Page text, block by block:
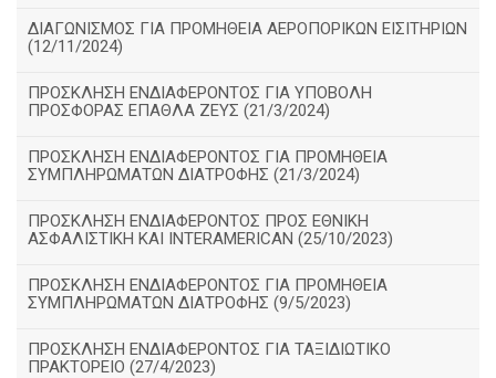
ΔΙΑΓΩΝΙΣΜΟΣ ΓΙΑ ΠΡΟΜΗΘΕΙΑ ΑΕΡΟΠΟΡΙΚΩΝ ΕΙΣΙΤΗΡΙΩΝ
(12/11/2024)
ΠΡΟΣΚΛΗΣΗ ΕΝΔΙΑΦΕΡΟΝΤΟΣ ΓΙΑ ΥΠΟΒΟΛΗ
ΠΡΟΣΦΟΡΑΣ ΕΠΑΘΛΑ ΖΕΥΣ (21/3/2024)
ΠΡΟΣΚΛΗΣΗ ΕΝΔΙΑΦΕΡΟΝΤΟΣ ΓΙΑ ΠΡΟΜΗΘΕΙΑ
ΣΥΜΠΛΗΡΩΜΑΤΩΝ ΔΙΑΤΡΟΦΗΣ (21/3/2024)
ΠΡΟΣΚΛΗΣΗ ΕΝΔΙΑΦΕΡΟΝΤΟΣ ΠΡΟΣ ΕΘΝΙΚΗ
ΑΣΦΑΛΙΣΤΙΚΗ ΚΑΙ INTERAMERICAN (25/10/2023)
ΠΡΟΣΚΛΗΣΗ ΕΝΔΙΑΦΕΡΟΝΤΟΣ ΓΙΑ ΠΡΟΜΗΘΕΙΑ
ΣΥΜΠΛΗΡΩΜΑΤΩΝ ΔΙΑΤΡΟΦΗΣ (9/5/2023)
ΠΡΟΣΚΛΗΣΗ ΕΝΔΙΑΦΕΡΟΝΤΟΣ ΓΙΑ ΤΑΞΙΔΙΩΤΙΚΟ
ΠΡΑΚΤΟΡΕΙΟ (27/4/2023)